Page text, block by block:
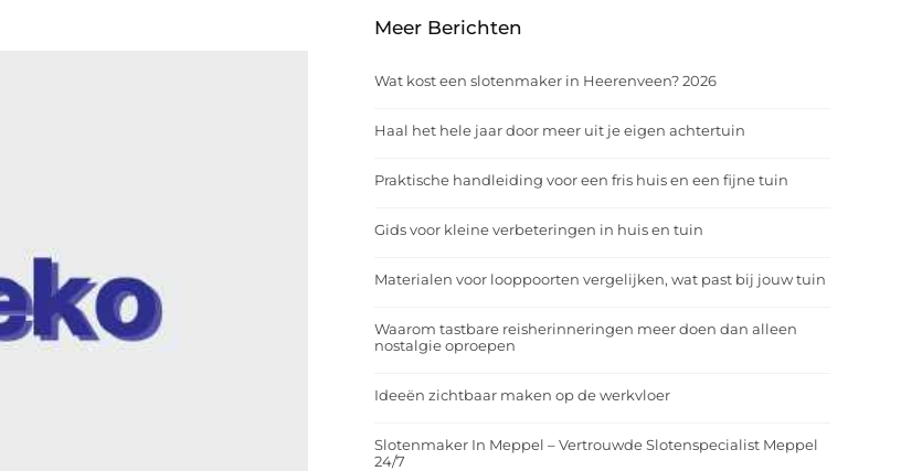
Meer Berichten
Wat kost een slotenmaker in Heerenveen? 2026
Haal het hele jaar door meer uit je eigen achtertuin
Praktische handleiding voor een fris huis en een fijne tuin
Gids voor kleine verbeteringen in huis en tuin
Materialen voor looppoorten vergelijken, wat past bij jouw tuin
Waarom tastbare reisherinneringen meer doen dan alleen
nostalgie oproepen
Ideeën zichtbaar maken op de werkvloer
Slotenmaker In Meppel – Vertrouwde Slotenspecialist Meppel
24/7